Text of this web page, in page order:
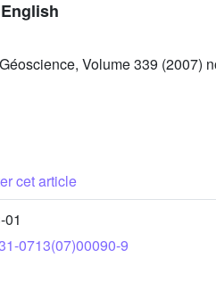
Volume 339 (2007)
cet article
0713(07)00090-9